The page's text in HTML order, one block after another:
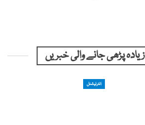
پڑھی جانے والی خبریں
انٹرنیشنل